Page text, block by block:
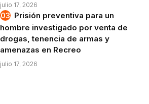
julio 17, 2026
Prisión preventiva para un
hombre investigado por venta de
drogas, tenencia de armas y
amenazas en Recreo
julio 17, 2026